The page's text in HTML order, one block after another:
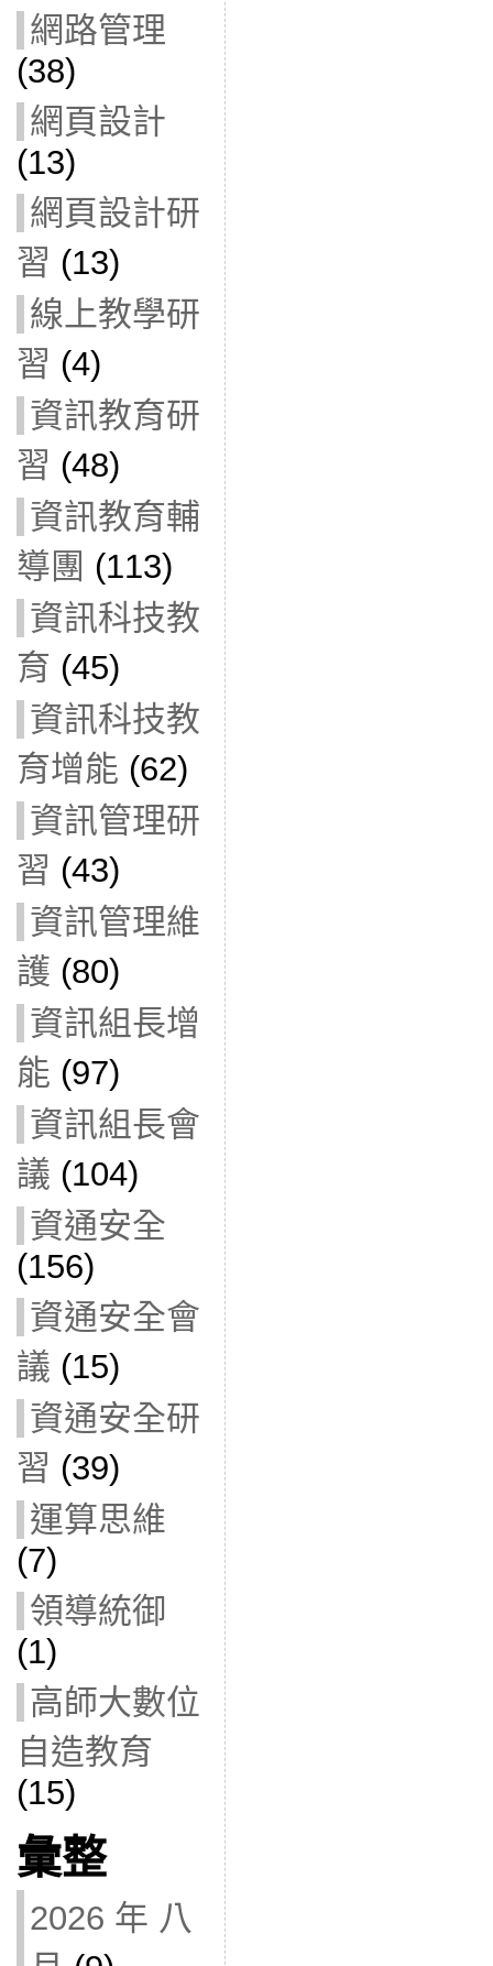
網路管理
(38)
網頁設計
(13)
網頁設計研
習 (13)
線上教學研
習 (4)
資訊教育研
習 (48)
資訊教育輔
導團 (113)
資訊科技教
育 (45)
資訊科技教
育增能 (62)
資訊管理研
習 (43)
資訊管理維
護 (80)
資訊組長增
能 (97)
資訊組長會
議 (104)
資通安全
(156)
資通安全會
議 (15)
資通安全研
習 (39)
運算思維
(7)
領導統御
(1)
高師大數位
自造教育
(15)
彙整
2026 年 八